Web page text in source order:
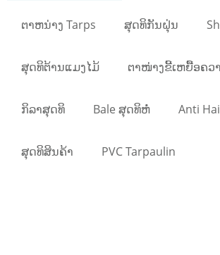
ຕາຫນ່າງ Tarps ສຸດທິກັນຝຸ່ນ
ສຸດທິຕ້ານແມງໄມ້ ຕາໜ່າງຂີ້ເຫຍື້ອຄວ
ກິລາສຸດທິ Bale ສຸດທິຫໍ່ Anti
ສຸດທິສິນຄ້າ PVC Tarpaulin